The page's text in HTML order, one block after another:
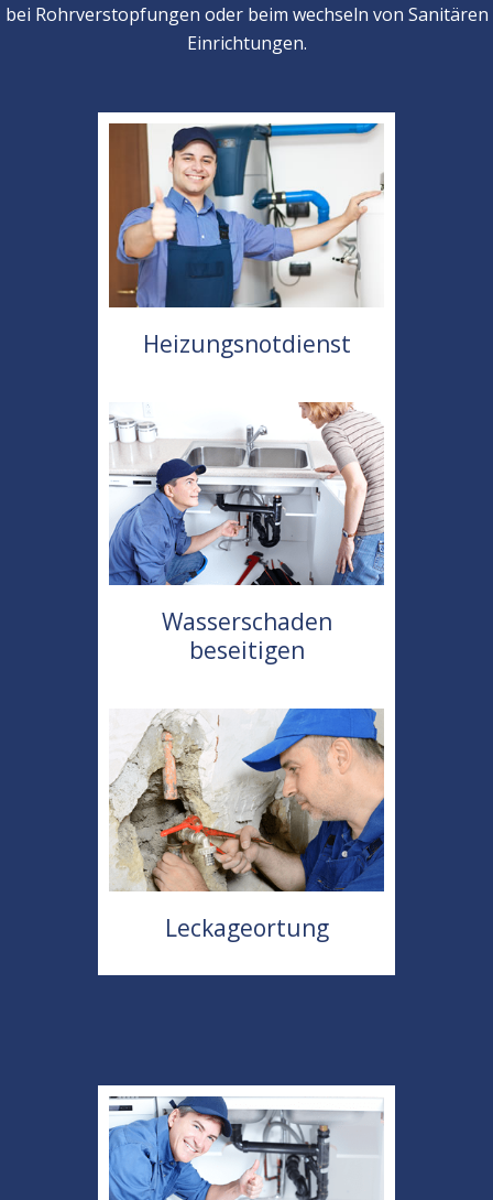
bei Rohrverstopfungen oder beim wechseln von Sanitären
Einrichtungen.
Heizungsnotdienst
Wasserschaden
beseitigen
Leckageortung